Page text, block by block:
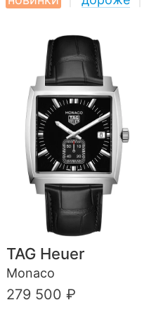
TAG Heuer
Monaco
279 500 ₽